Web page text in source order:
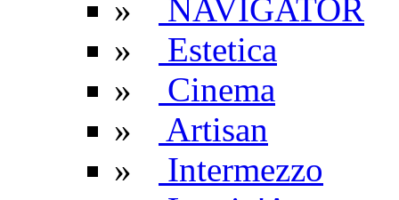
»
NAVIGATOR
»
Estetica
»
Cinema
»
Artisan
»
Intermezzo